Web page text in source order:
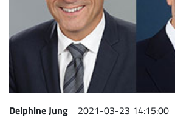
Archives
CARRIÈRE
EMPLOIS
AVOCATS
Delphine Jung 2021-03-23 14:15:00